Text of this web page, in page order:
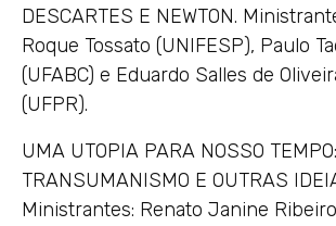
DESCARTES E NEWTON.
Roque Tossato (UNIFESP), Paulo
(UFABC) e Eduardo Salles de
(UFPR).
UMA UTOPIA PARA NOSSO TEMPO:
TRANSUMANISMO E OUTRAS
Ministrantes: Renato Janine